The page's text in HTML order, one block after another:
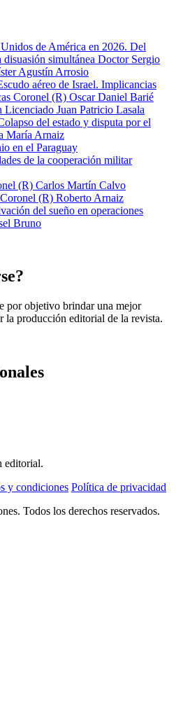
de América en 2026. Del
disuasión simultánea Doctor Sergio
Agustín Arrosio
aéreo de Israel. Implicancias
Coronel (R) Oscar Daniel Barié
Licenciado Juan Patricio Lasala
del estado y disputa por el
María Arnaiz
en el Paraguay
de la cooperación militar
(R) Carlos Martín Calvo
Coronel (R) Roberto Arnaiz
del sueño en operaciones
Bruno
por objetivo brindar una mejor
la producción editorial de la revista.
editorial.
y condiciones Política de privacidad
Todos los derechos reservados.